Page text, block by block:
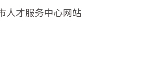
才服务中心网站